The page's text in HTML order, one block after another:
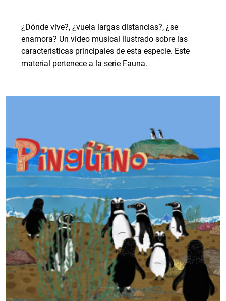
¿Dónde vive?, ¿vuela largas distancias?, ¿se
enamora? Un video musical ilustrado sobre las
características principales de esta especie. Este
material pertenece a la serie Fauna.